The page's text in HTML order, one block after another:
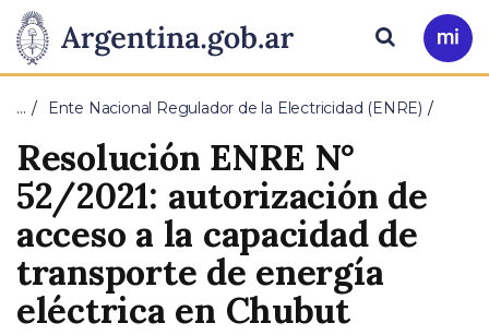
Presidencia
de
la
Nación
Pasar al contenido principal
Ir
a
Buscar
… Ente Nacional Regulador de la Electricidad (ENRE)
Resolución ENRE N°
52/2021: autorización de
acceso a la capacidad de
transporte de energía
eléctrica en Chubut